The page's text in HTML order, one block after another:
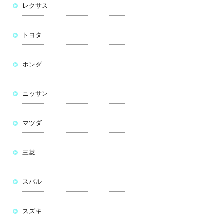
レクサス
トヨタ
ホンダ
ニッサン
マツダ
三菱
スバル
スズキ